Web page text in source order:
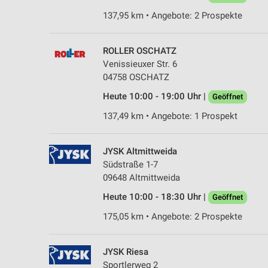
137,95 km • Angebote: 2 Prospekte
ROLLER OSCHATZ
Venissieuxer Str. 6
04758 OSCHATZ
Heute 10:00 - 19:00 Uhr |
Geöffnet
137,49 km • Angebote: 1 Prospekt
JYSK Altmittweida
Südstraße 1-7
09648 Altmittweida
Heute 10:00 - 18:30 Uhr |
Geöffnet
175,05 km • Angebote: 2 Prospekte
JYSK Riesa
Sportlerweg 2